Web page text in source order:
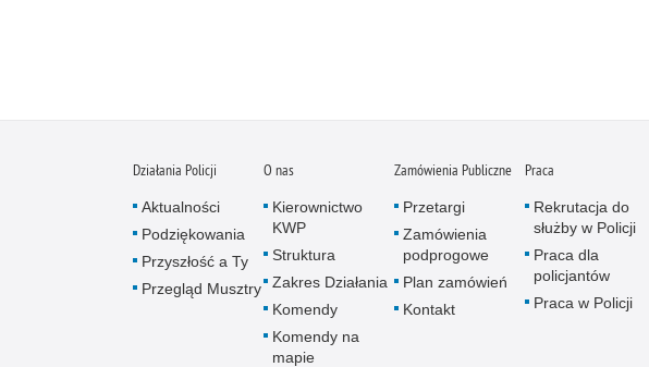
Działania Policji
Aktualności
Podziękowania
Przyszłość a Ty
Przegląd Musztry
O nas
Kierownictwo
KWP
Struktura
Zakres Działania
Komendy
Komendy na
mapie
Zamówienia Publiczne
Przetargi
Zamówienia
podprogowe
Plan zamówień
Kontakt
Praca
Rekrutacja do
służby w Policji
Praca dla
policjantów
Praca w Policji